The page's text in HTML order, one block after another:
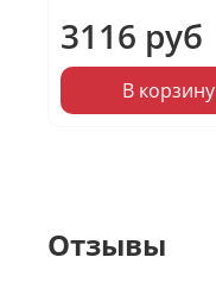
3116 руб
В корзину
Отзывы